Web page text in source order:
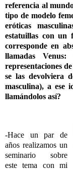
referencia al
tipo de modelo
eróticas
estatuillas con un
corresponde en
llamadas
representaciones
se las devolviera
masculina), a ese
llamándolos así?
-Hace un par de
años realizamos un
seminario sobre
este tema con mi